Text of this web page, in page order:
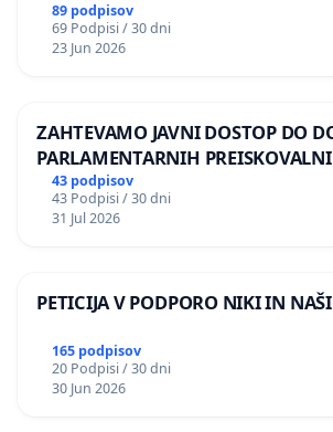
89 podpisov
69 Podpisi / 30 dni
23 Jun 2026
ZAHTEVAMO JAVNI DOSTOP DO
PARLAMENTARNIH
ILEGALNI TRGOVINI Z OROŽJEM
43 podpisov
43 Podpisi / 30 dni
31 Jul 2026
PETICIJA V PODPORO NIKI IN
165 podpisov
20 Podpisi / 30 dni
30 Jun 2026